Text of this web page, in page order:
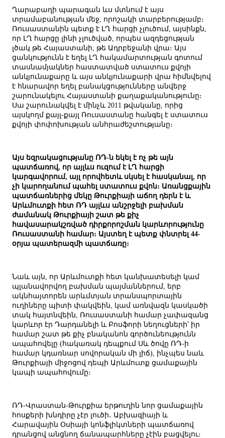
Ղարաբաղի պարագան ևս մտնում է այս
տրամաբանության մեջ, որոշակի տարբերությամբ։
Ռուսաստանին պետք է ԼՂ հարցի չլուծում, այսինքն,
որ ԼՂ հարցը լինի չլուծված, որպես ազդեցության
լծակ թե Հայաստանի, թե Ադրբեջանի վրա։ Այս
ցանկությունն է եղել ԼՂ հակամարտության գոտում
տասնամյակներ հաստատված ստատուս քվոյի
անկյունաքարը և այս անկյունաքարի վրա հիմնվելով
է հնարավոր եղել բանակցությունները անվերջ
շարունակելու Հայաստանի քաղաքականությունը։
Սա շարունակվել է մինչև 2011 թվականը, որից
այսկողմ քայլ-քայլ Ռուսաստանը հանգել է ստատուս
քվոյի փոփոխության անհրաժեշտությանը։
Այս եզրակացությանը ՌԴ-ն եկել է ոչ թե այն
պատճառով, որ այլևս ուզում է ԼՂ հարցի
կարգավորում, այլ որովհետև սկսել է հասկանալ, որ
չի կարողանում պահել ստատուս քվոն։ Առանցքային
պատճառներից մեկը Թուրքիայի աճող դերն է և
Արևմուտքի հետ ՌԴ այլևս անշրջելի բախման
ժամանակ Թուրքիայի շատ թե քիչ
հավասարակշռված դիրքորոշման կարևորությունը
Ռուսաստանի համար։ Այստեղ է պետք փնտրել 44-
օրյա պատերազմի պատճառը։
Նաև այն, որ Արևմուտքի հետ կանխատեսելի կամ
պլանավորվող բախման պայմաններում, երբ
ակնհայտորեն արևմտյան տրանսպորտային
ուղիները պիտի փակվեին, կամ առնվազն կասկածի
տակ հայտնվեին, Ռուսաստանի համար չափազանց
կարևոր էր Դարդանելի և Բոսֆորի նեղուցների՝ իր
համար շատ թե քիչ բնականոն գործունեությունն
ապահովելը (հակառակ դեպքում Սև ծովը ՌԴ-ի
համար կդառնար սովորական մի լիճ), ինչպես նաև
Թուրքիայի միջոցով դեպի Արևմուտք ցամաքային
կապի ապահովումը։
ՌԴ-Վրաստան-Թուրքիա երթուղին նոր ցամաքային
հոսքերի խնդիրը չէր լուծի․ Աբխազիայի և
Հարավային Օսիայի կոնֆլիկտների պատճառով
դրանցով անցնող ճանապարհները չէին բացվելու։